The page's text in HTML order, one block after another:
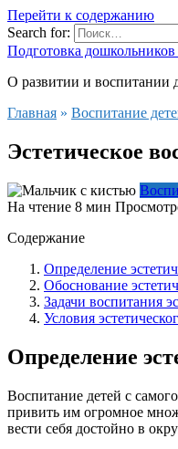
Перейти к содержанию
Search for:
Подготовка
О развитии и воспитании
Главная » Воспитание
Эстетическое
На чтение 8 мин
Содержание
Определение
Обоснование
Задачи воспитания
Условия
Определение
Воспитание детей с
привить им огромное
вести себя достойно в